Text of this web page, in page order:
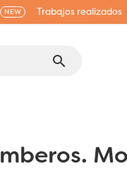
NEW Trabajos realizados
search